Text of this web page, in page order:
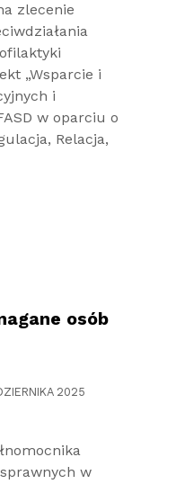
zlecenie
„Wsparcie i
i
w oparciu o
Relacja,
osób
2025
w